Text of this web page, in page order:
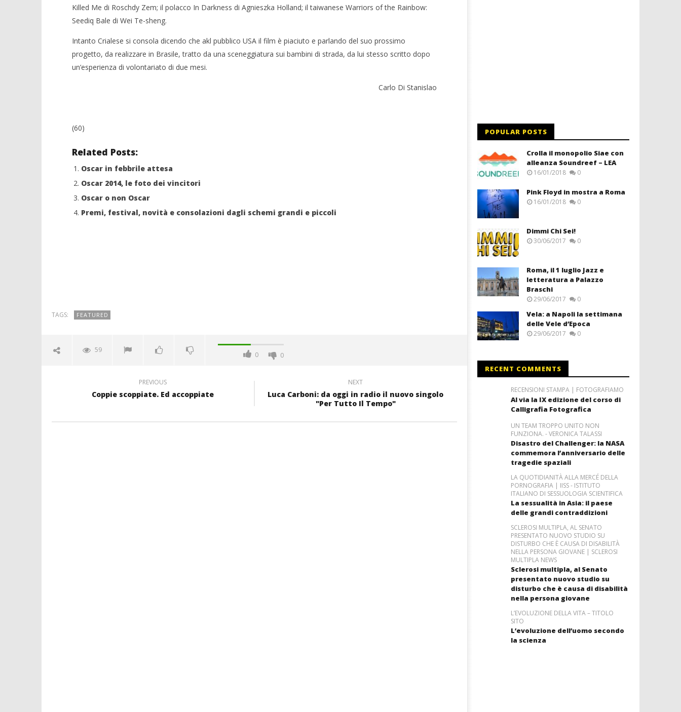
Killed Me di Roschdy Zem; il polacco In Darkness di Agnieszka Holland; il taiwanese Warriors of the Rainbow:
Seediq Bale di Wei Te-sheng.
Intanto Crialese si consola dicendo che akl pubblico USA il film è piaciuto e parlando del suo prossimo
progetto, da realizzare in Brasile, tratto da una sceneggiatura sui bambini di strada, da lui stesso scritto dopo
un’esperienza di volontariato di due mesi.
Carlo Di Stanislao
(60)
Related Posts:
Oscar in febbrile attesa
Oscar 2014, le foto dei vincitori
Oscar o non Oscar
Premi, festival, novità e consolazioni dagli schemi grandi e piccoli
TAGS: FEATURED
59
0 0
PREVIOUS
Coppie scoppiate. Ed accoppiate
NEXT
Luca Carboni: da oggi in radio il nuovo singolo
"Per Tutto Il Tempo"
POPULAR POSTS
Crolla il monopolio Siae con
alleanza Soundreef – LEA
16/01/2018 0
Pink Floyd in mostra a Roma
16/01/2018 0
Dimmi Chi Sei!
30/06/2017 0
Roma, il 1 luglio Jazz e
letteratura a Palazzo
Braschi
29/06/2017 0
Vela: a Napoli la settimana
delle Vele d’Epoca
29/06/2017 0
RECENT COMMENTS
RECENSIONI STAMPA | FOTOGRAFIAMO
Al via la IX edizione del corso di
Calligrafia Fotografica
UN TEAM TROPPO UNITO NON
FUNZIONA. - VERONICA TALASSI
Disastro del Challenger: la NASA
commemora l’anniversario delle
tragedie spaziali
LA QUOTIDIANITÀ ALLA MERCÉ DELLA
PORNOGRAFIA | IISS - ISTITUTO
ITALIANO DI SESSUOLOGIA SCIENTIFICA
La sessualità in Asia: il paese
delle grandi contraddizioni
SCLEROSI MULTIPLA, AL SENATO
PRESENTATO NUOVO STUDIO SU
DISTURBO CHE È CAUSA DI DISABILITÀ
NELLA PERSONA GIOVANE | SCLEROSI
MULTIPLA NEWS
Sclerosi multipla, al Senato
presentato nuovo studio su
disturbo che è causa di disabilità
nella persona giovane
L’EVOLUZIONE DELLA VITA – TITOLO
SITO
L’evoluzione dell’uomo secondo
la scienza